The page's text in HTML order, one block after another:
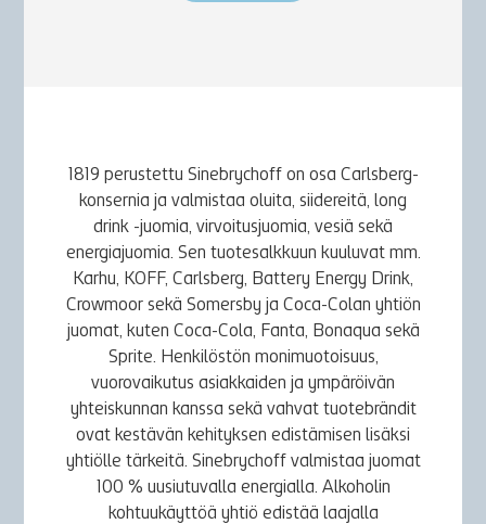
1819 perustettu Sinebrychoff on osa Carlsberg-
konsernia ja valmistaa oluita, siidereitä, long
drink -juomia, virvoitusjuomia, vesiä sekä
energiajuomia. Sen tuotesalkkuun kuuluvat mm.
Karhu, KOFF, Carlsberg, Battery Energy Drink,
Crowmoor sekä Somersby ja Coca-Colan yhtiön
juomat, kuten Coca-Cola, Fanta, Bonaqua sekä
Sprite. Henkilöstön monimuotoisuus,
vuorovaikutus asiakkaiden ja ympäröivän
yhteiskunnan kanssa sekä vahvat tuotebrändit
ovat kestävän kehityksen edistämisen lisäksi
yhtiölle tärkeitä. Sinebrychoff valmistaa juomat
100 % uusiutuvalla energialla. Alkoholin
kohtuukäyttöä yhtiö edistää laajalla